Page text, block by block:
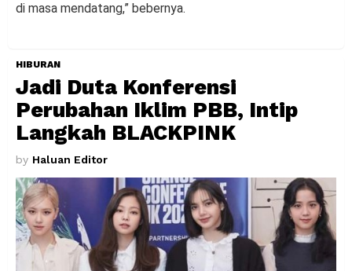
di masa mendatang,” bebernya.
HIBURAN
Jadi Duta Konferensi
Perubahan Iklim PBB, Intip
Langkah BLACKPINK
by Haluan Editor